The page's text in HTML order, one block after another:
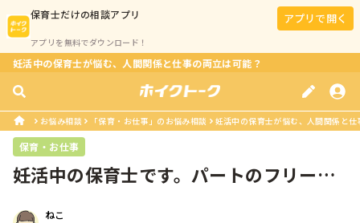
保育士だけの相談アプリ
アプリを無料でダウンロード！
アプリで開く
妊活中の保育士が悩む、人間関係と仕事の両立は可能？
お悩み相談 「保育・お仕事」のお悩み相談 妊活中の保育士が悩む、人間関係と
保育・お仕事
妊活中の保育士です。パートのフリーで
ねこ